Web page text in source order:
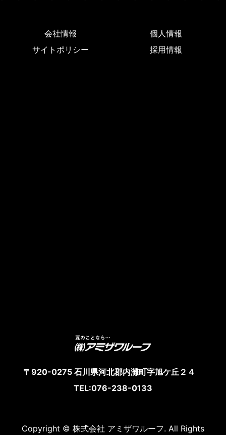
会社情報
個人情報
サイトポリシー
採用情報
〒920-0275 石川県河北郡内灘町字旭ケ丘２４
TEL:076-238-0133
Copyright © 株式会社 アミザワルーフ. All Rights